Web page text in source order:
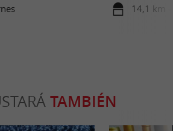
14,1 km -
TAMBIÉN